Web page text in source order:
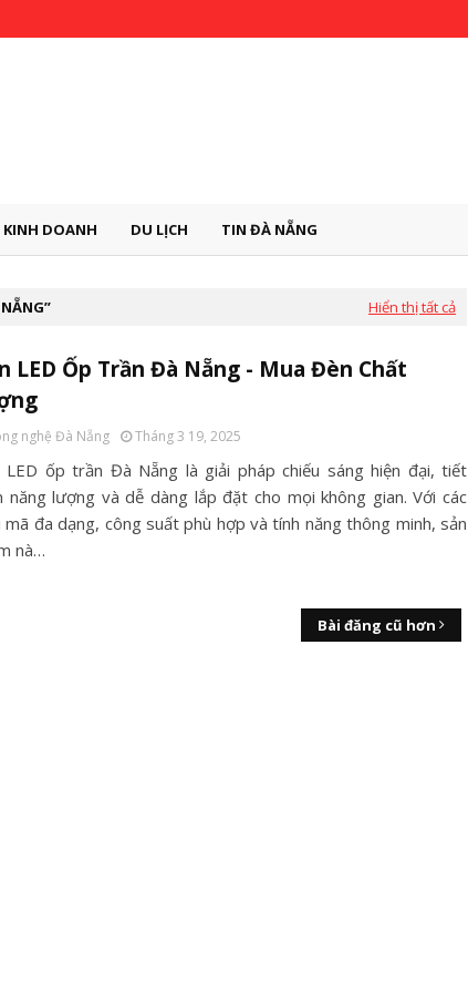
KINH DOANH DU LỊCH TIN ĐÀ NẴNG
Hiển thị tất cả
LED Ốp Trần Đà Nẵng - Mua Đèn Chất
nghệ Đà Nẵng Tháng 3 19, 2025
LED ốp trần Đà Nẵng là giải pháp chiếu sáng hiện đại, tiết
năng lượng và dễ dàng lắp đặt cho mọi không gian. Với các
mã đa dạng, công suất phù hợp và tính năng thông minh, sản
nà…
Bài đăng cũ hơn